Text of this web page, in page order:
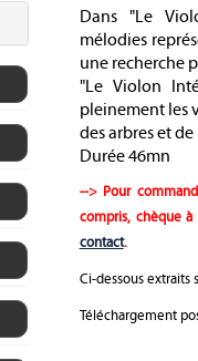
Dans "Le
mélodies
une recherche
"Le Violon
pleinement les
des arbres et
Durée 46mn
--> Pour
compris, chèque à
contact.
Ci-dessous extraits
Téléchargement